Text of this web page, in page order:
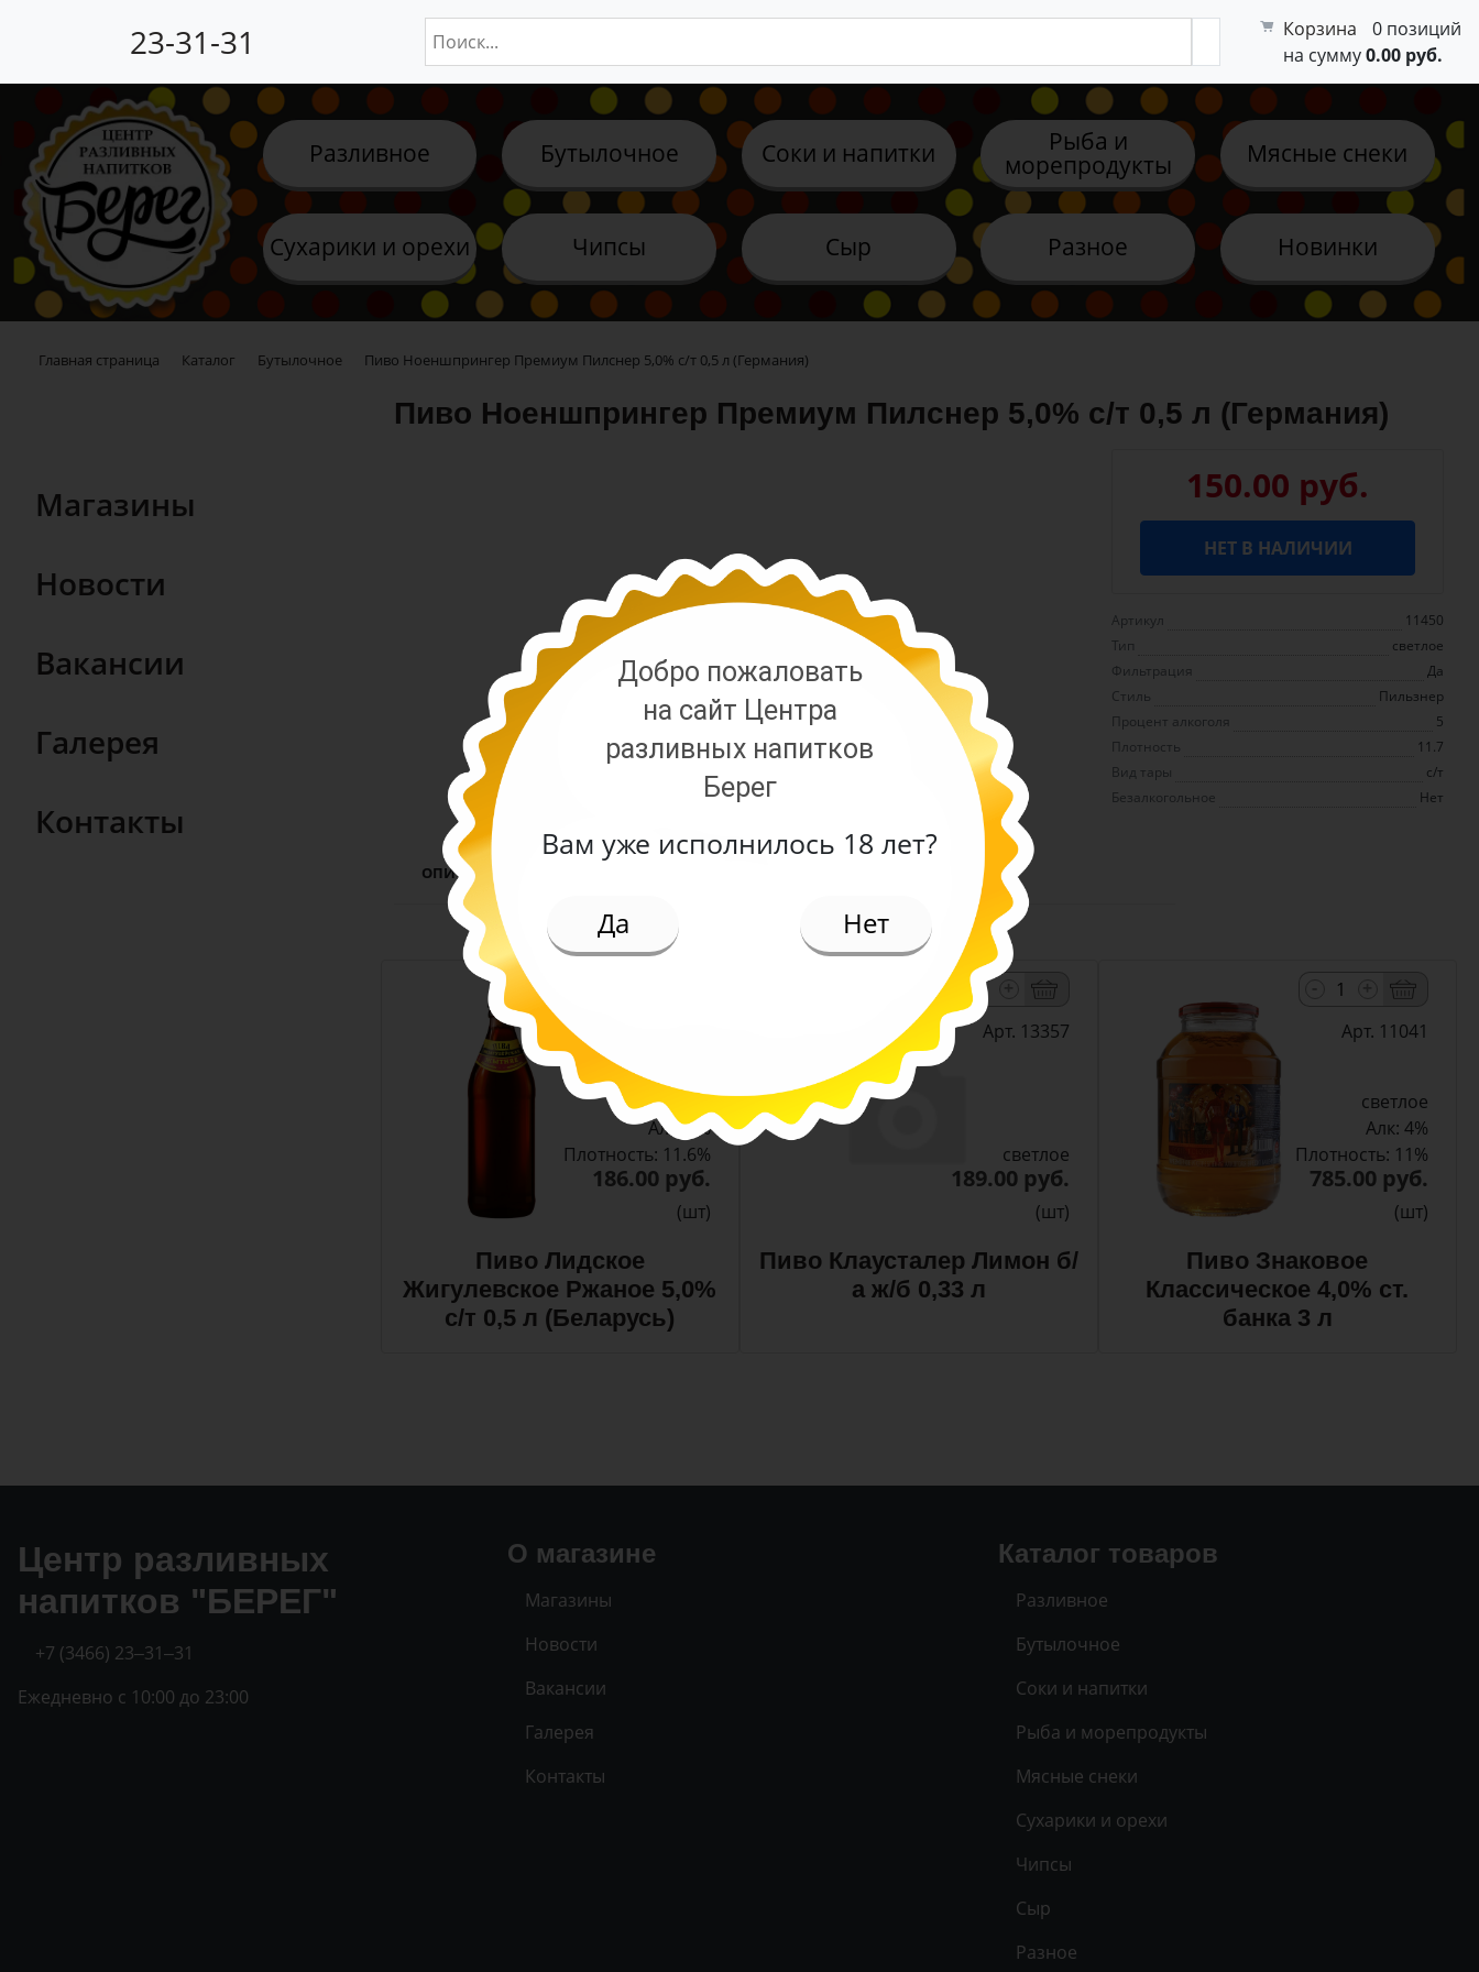
23-31-31 Корзина
0 позиций
на сумму0.00 руб.
Разливное Бутылочное Соки и напитки Рыба и
морепродукты Мясные снеки
Сухарики и орехи Чипсы Сыр Разное Новинки
Главная страница Каталог Бутылочное Пиво Ноеншпрингер Премиум Пилснер 5,0% с/т 0,5 л (Германия)
Магазины
Новости
Вакансии
Галерея
Контакты
Пиво Ноеншпрингер Премиум Пилснер 5,0% с/т 0,5 л (Германия)
150.00 руб.
НЕТ В НАЛИЧИИ
Артикул
11450
Тип
светлое
Фильтрация
Да
Стиль
Пильзнер
Процент алкоголя
5
Плотность
11.7
Вид тары
с/т
Безалкогольное
Нет
ОПИСАНИЕ
темное
Алк: 5%
Плотность: 11.6%
186.00 руб.
(шт)
Пиво Лидское
Жигулевское Ржаное 5,0%
с/т 0,5 л (Беларусь)
Арт. 13357
светлое
189.00 руб.
(шт)
Пиво Клаусталер Лимон б/
а ж/б 0,33 л
Арт. 11041
светлое
Алк: 4%
Плотность: 11%
785.00 руб.
(шт)
Пиво Знаковое
Классическое 4,0% ст.
банка 3 л
О магазине
Магазины
Новости
Вакансии
Галерея
Контакты
Каталог товаров
Разливное
Бутылочное
Соки и напитки
Рыба и морепродукты
Мясные снеки
Сухарики и орехи
Чипсы
Сыр
Разное
Центр разливных
напитков "БЕРЕГ"
+7 (3466) 23‒31‒31
Ежедневно с 10:00 до 23:00
Добро пожаловать
на сайт Центра
разливных напитков
Берег
Вам уже исполнилось 18 лет?
Да Нет